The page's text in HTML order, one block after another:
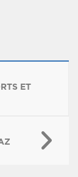
ET